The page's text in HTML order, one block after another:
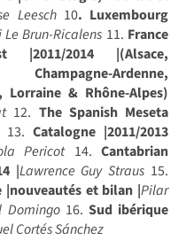
Leesch10. Luxembourg
Le Brun-Ricalens 11. France
|2011/2014 |(Alsace,
Ardenne,
Lorraine & Rhône-Alpes)
12. The Spanish Meseta
13. Catalogne |2011/2013
Pericot14. Cantabrian
|Lawrence Guy Straus 15.
|nouveautés et bilan |Pilar
16. Sud ibérique
Cortés Sánchez